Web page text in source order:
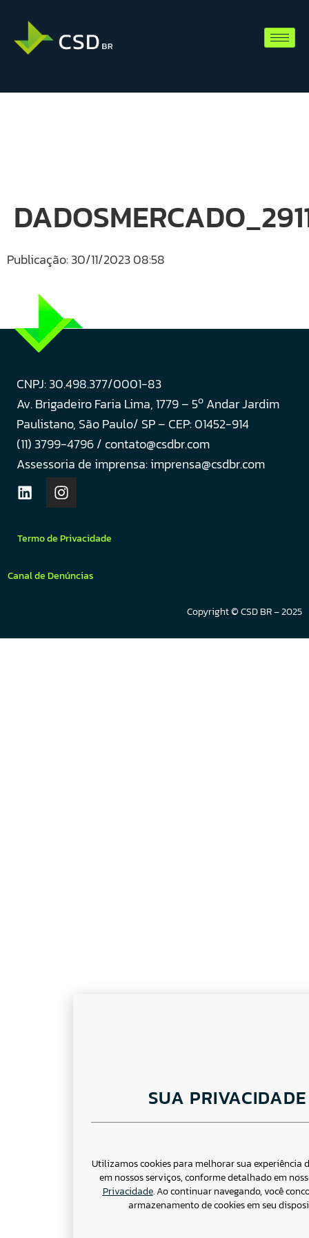
Publicação: 30/11/2023 08:58
CNPJ: 30.498.377/0001-83
Av. Brigadeiro Faria Lima, 1779 – 5o Andar Jardim
Paulistano, São Paulo/ SP – CEP: 01452-914
(11) 3799-4796 / contato@csdbr.com
Assessoria de imprensa: imprensa@csdbr.com
Termo de Privacidade
Canal de Denúncias
Copyright © CSD BR – 2025
SUA PRIVACIDADE
Utilizamos cookies para melhorar sua experiência
em nossos serviços, conforme detalhado em
Privacidade. Ao continuar navegando, você
armazenamento de cookies em seu